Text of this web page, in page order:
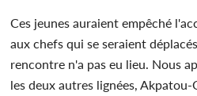
Ces jeunes auraient empêché
aux chefs qui se seraient
rencontre n'a pas eu lieu. Nous
les deux autres lignées,